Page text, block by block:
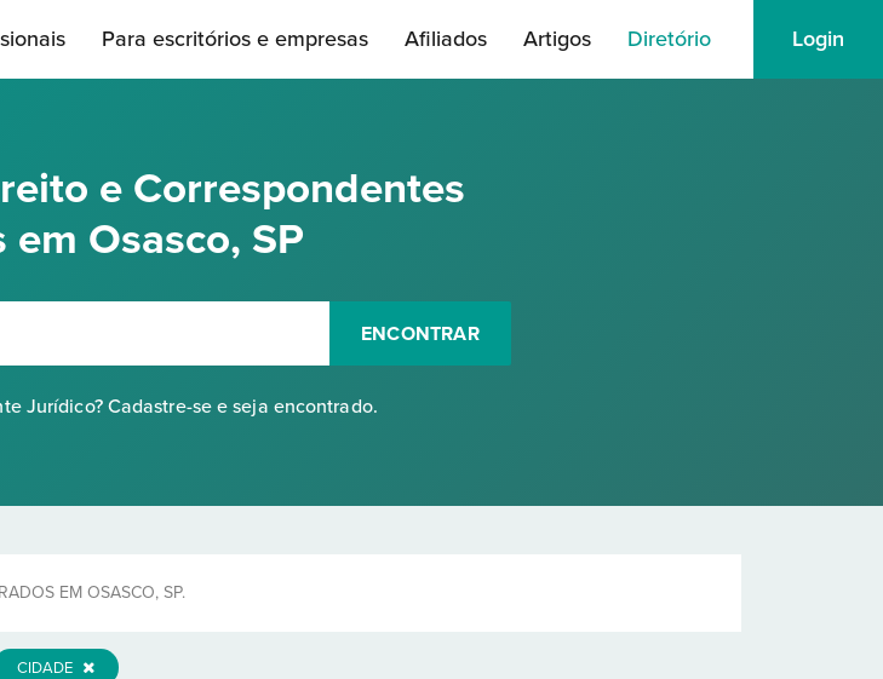
Para escritórios e empresas Afiliados Artigos Diretório Login
e Correspondentes
Osasco, SP
ENCONTRAR
Jurídico? Cadastre-se e seja encontrado.
EM OSASCO, SP.
CIDADE